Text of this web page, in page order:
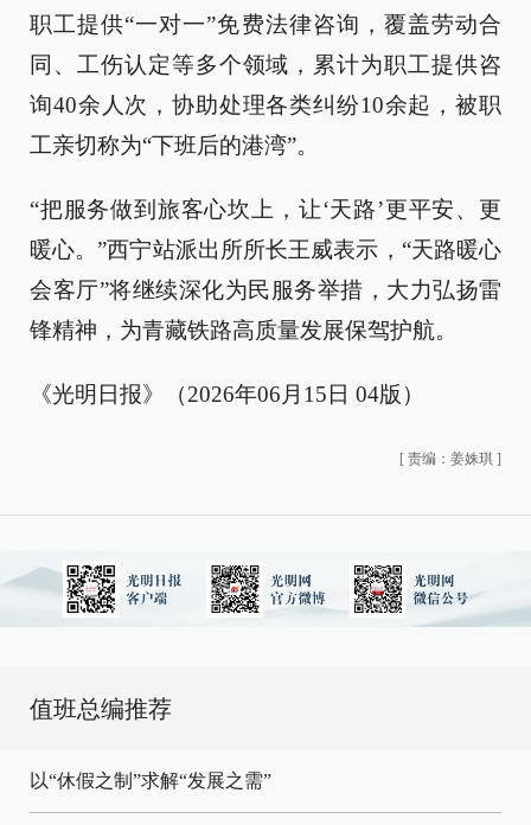
职工提供“一对一”免费法律咨询，覆盖劳动合
同、工伤认定等多个领域，累计为职工提供咨
询40余人次，协助处理各类纠纷10余起，被职
工亲切称为“下班后的港湾”。
“把服务做到旅客心坎上，让‘天路’更平安、更
暖心。”西宁站派出所所长王威表示，“天路暖心
会客厅”将继续深化为民服务举措，大力弘扬雷
锋精神，为青藏铁路高质量发展保驾护航。
《光明日报》（2026年06月15日 04版）
[ 责编：姜姝琪 ]
值班总编推荐
以“休假之制”求解“发展之需”